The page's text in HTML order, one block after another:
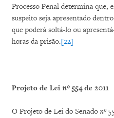
Processo Penal determina que,
suspeito seja apresentado
que poderá soltá-lo ou
horas da prisão.[22]
Projeto de Lei nº 554 de 2011
O Projeto de Lei do Senado nº